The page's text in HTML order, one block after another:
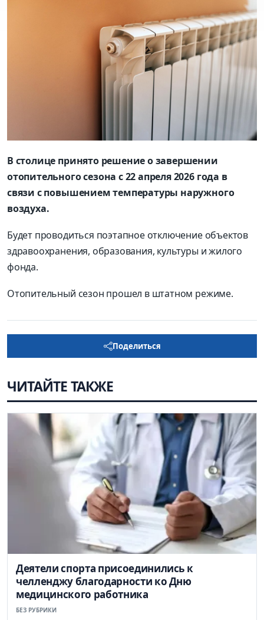
В столице принято решение о завершении
отопительного сезона с 22 апреля 2026 года в
связи с повышением температуры наружного
воздуха.
Будет проводиться поэтапное отключение объектов
здравоохранения, образования, культуры и жилого
фонда.
Отопительный сезон прошел в штатном режиме.
Поделиться
ЧИТАЙТЕ ТАКЖЕ
Деятели спорта присоединились к
челленджу благодарности ко Дню
медицинского работника
БЕЗ РУБРИКИ